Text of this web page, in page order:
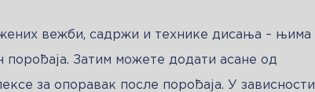
вежби, садржи и технике дисања – њима
Затим можете додати асане од
за опоравак после порођаја. У зависности